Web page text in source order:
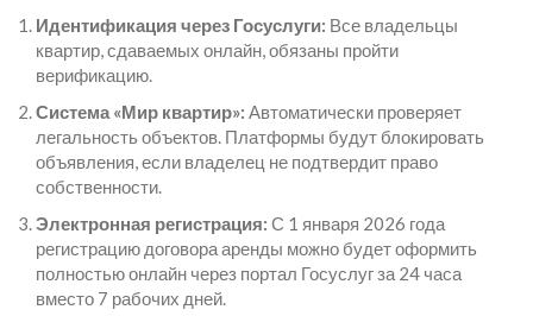
Идентификация через Госуслуги: Все владельцы
квартир, сдаваемых онлайн, обязаны пройти
верификацию.
Система «Мир квартир»: Автоматически проверяет
легальность объектов. Платформы будут блокировать
объявления, если владелец не подтвердит право
собственности.
Электронная регистрация: С 1 января 2026 года
регистрацию договора аренды можно будет оформить
полностью онлайн через портал Госуслуг за 24 часа
вместо 7 рабочих дней.